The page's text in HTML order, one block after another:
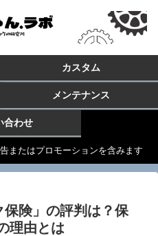
カスタム
メンテナンス
合わせ
またはプロモーションを含みます
険」の評判は？保
理由とは